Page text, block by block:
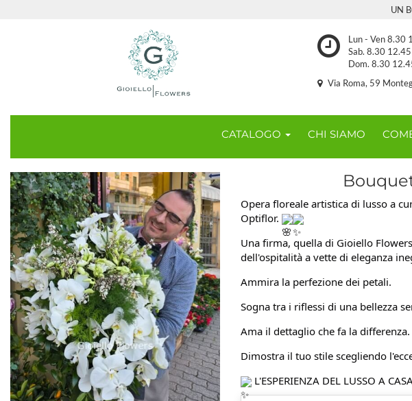
UN
Lun - Ven 8.30
Sab. 8.30
Dom. 8.30
Via Roma, 59
CATALOGO CHI SIAMO
Opera floreale artistica di lusso a
Optiflor.
Una firma, quella di Gioiello
dell'ospitalità a vette di eleganza
Ammira la perfezione dei petali.
Sogna tra i riflessi di una bellezza
Ama il dettaglio che fa la differenza.
Dimostra il tuo stile scegliendo
L'ESPERIENZA DEL LUSSO A